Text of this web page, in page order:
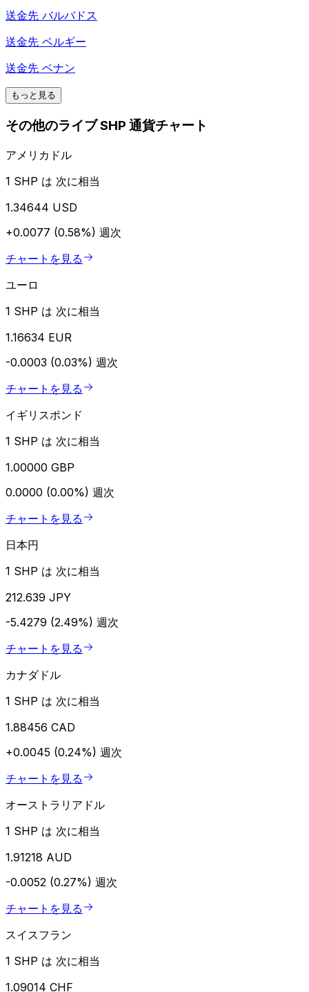
送金先 バルバドス
送金先 ベルギー
送金先 ベナン
もっと見る
その他のライブ SHP 通貨チャート
アメリカドル
1 SHP は 次に相当
1.34644 USD
+0.0077 (0.58%) 週次
チャートを見る
ユーロ
1 SHP は 次に相当
1.16634 EUR
-0.0003 (0.03%) 週次
チャートを見る
イギリスポンド
1 SHP は 次に相当
1.00000 GBP
0.0000 (0.00%) 週次
チャートを見る
日本円
1 SHP は 次に相当
212.639 JPY
-5.4279 (2.49%) 週次
チャートを見る
カナダドル
1 SHP は 次に相当
1.88456 CAD
+0.0045 (0.24%) 週次
チャートを見る
オーストラリアドル
1 SHP は 次に相当
1.91218 AUD
-0.0052 (0.27%) 週次
チャートを見る
スイスフラン
1 SHP は 次に相当
1.09014 CHF